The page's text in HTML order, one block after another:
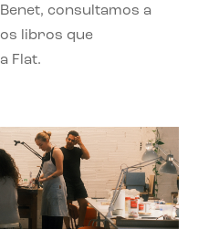
consultamos a
libros que
Flat.